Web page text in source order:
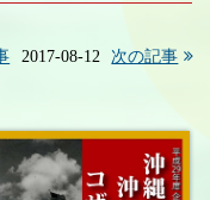
2017-08-12 次の記事